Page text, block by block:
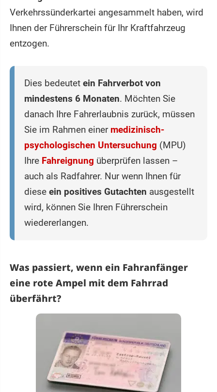
Verkehrssünderkartei angesammelt haben, wird
Ihnen der Führerschein für Ihr Kraftfahrzeug
entzogen.
Dies bedeutet ein Fahrverbot von
mindestens 6 Monaten. Möchten Sie
danach Ihre Fahrerlaubnis zurück, müssen
Sie im Rahmen einer medizinisch-
psychologischen Untersuchung (MPU)
Ihre Fahreignung überprüfen lassen –
auch als Radfahrer. Nur wenn Ihnen für
diese ein positives Gutachten ausgestellt
wird, können Sie Ihren Führerschein
wiedererlangen.
Was passiert, wenn ein Fahranfänger
eine rote Ampel mit dem Fahrrad
überfährt?